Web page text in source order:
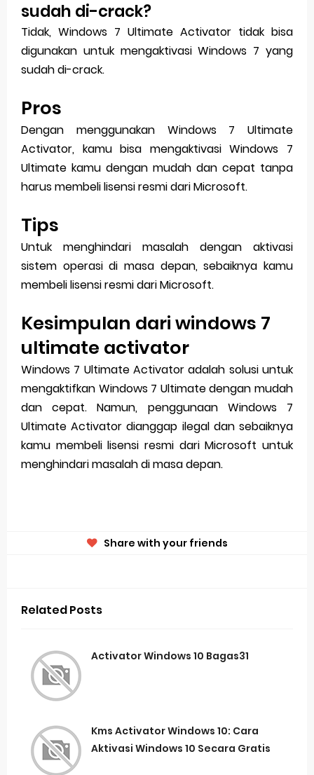
sudah di-crack?
Tidak, Windows 7 Ultimate Activator tidak bisa
digunakan untuk mengaktivasi Windows 7 yang
sudah di-crack.
Pros
Dengan menggunakan Windows 7 Ultimate
Activator, kamu bisa mengaktivasi Windows 7
Ultimate kamu dengan mudah dan cepat tanpa
harus membeli lisensi resmi dari Microsoft.
Tips
Untuk menghindari masalah dengan aktivasi
sistem operasi di masa depan, sebaiknya kamu
membeli lisensi resmi dari Microsoft.
Kesimpulan dari windows 7
ultimate activator
Windows 7 Ultimate Activator adalah solusi untuk
mengaktifkan Windows 7 Ultimate dengan mudah
dan cepat. Namun, penggunaan Windows 7
Ultimate Activator dianggap ilegal dan sebaiknya
kamu membeli lisensi resmi dari Microsoft untuk
menghindari masalah di masa depan.
Share with your friends
Related Posts
Activator Windows 10 Bagas31
Kms Activator Windows 10: Cara
Aktivasi Windows 10 Secara Gratis